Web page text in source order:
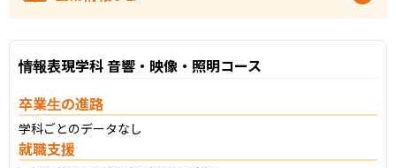
情報表現学科 音響・映像・照明コース
卒業生の進路
学科ごとのデータなし
就職支援